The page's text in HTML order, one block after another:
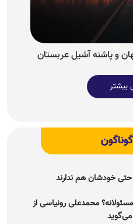
و پاشنه آشیل عربستان
بیشتر
گوناگون
حتی خودشان هم ندارند
محمدعلی رونیاسی از